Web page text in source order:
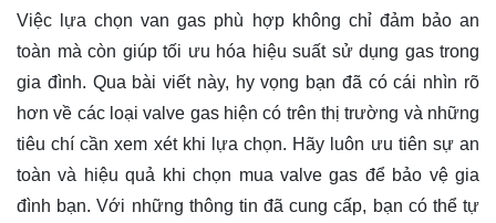
Việc lựa chọn van gas phù hợp không chỉ đảm bảo an
toàn mà còn giúp tối ưu hóa hiệu suất sử dụng gas trong
gia đình. Qua bài viết này, hy vọng bạn đã có cái nhìn rõ
hơn về các loại valve gas hiện có trên thị trường và những
tiêu chí cần xem xét khi lựa chọn. Hãy luôn ưu tiên sự an
toàn và hiệu quả khi chọn mua valve gas để bảo vệ gia
đình bạn. Với những thông tin đã cung cấp, bạn có thể tự